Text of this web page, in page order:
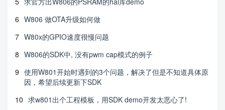
6 W806 做OTA升级如何做
7 W80x的GPIO速度很慢问题
8 W806的SDK中, 没有pwm cap模式的例子
9 使用W801开始时遇到的3个问题，解决了但是不知道具体原
因，希望后续更新下SDK
10 求w801出个工程模板，用SDK demo开发太恶心了!